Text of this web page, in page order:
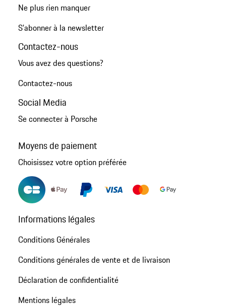
Ne plus rien manquer
S'abonner à la newsletter
Contactez-nous
Vous avez des questions?
Contactez-nous
Social Media
Se connecter à Porsche
Moyens de paiement
Choisissez votre option préférée
Informations légales
Conditions Générales
Conditions générales de vente et de livraison
Déclaration de confidentialité
Mentions légales